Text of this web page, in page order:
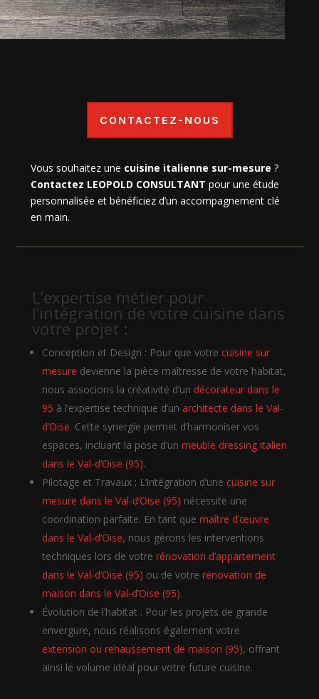
CONTACTEZ-NOUS
Vous souhaitez une cuisine italienne sur-mesure ?
Contactez LEOPOLD CONSULTANT pour une étude
personnalisée et bénéficiez d’un accompagnement clé
en main.
L’expertise métier pour
l’intégration de votre cuisine dans
votre projet :
Conception et Design : Pour que votre cuisine sur
mesure devienne la pièce maîtresse de votre habitat,
nous associons la créativité d’un décorateur dans le
95 à l’expertise technique d’un architecte dans le Val-
d’Oise. Cette synergie permet d’harmoniser vos
espaces, incluant la pose d’un meuble dressing italien
dans le Val-d’Oise (95).
Pilotage et Travaux : L’intégration d’une cuisine sur
mesure dans le Val-d’Oise (95) nécessite une
coordination parfaite. En tant que maître d’œuvre
dans le Val-d’Oise, nous gérons les interventions
techniques lors de votre rénovation d’appartement
dans le Val-d’Oise (95) ou de votre rénovation de
maison dans le Val-d’Oise (95).
Évolution de l’habitat : Pour les projets de grande
envergure, nous réalisons également votre
extension ou rehaussement de maison (95), offrant
ainsi le volume idéal pour votre future cuisine.